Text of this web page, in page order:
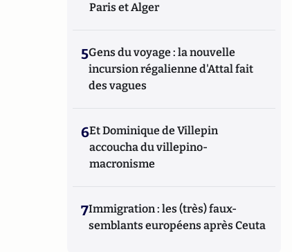
Paris et Alger
5Gens du voyage : la nouvelle
incursion régalienne d'Attal fait
des vagues
6Et Dominique de Villepin
accoucha du villepino-
macronisme
7Immigration : les (très) faux-
semblants européens après Ceuta